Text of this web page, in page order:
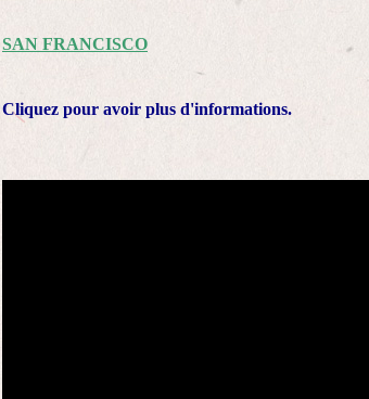
SAN FRANCISCO
Cliquez pour avoir plus d'informations.